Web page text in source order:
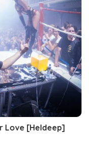
Love [Heldeep]